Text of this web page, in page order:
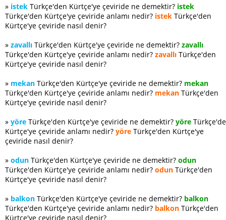
» istek Türkçe'den Kürtçe'ye çeviride ne demektir? istek
Türkçe'den Kürtçe'ye çeviride anlamı nedir? istek Türkçe'den
Kürtçe'ye çeviride nasıl denir?
» zavallı Türkçe'den Kürtçe'ye çeviride ne demektir? zavallı
Türkçe'den Kürtçe'ye çeviride anlamı nedir? zavallı Türkçe'den
Kürtçe'ye çeviride nasıl denir?
» mekan Türkçe'den Kürtçe'ye çeviride ne demektir? mekan
Türkçe'den Kürtçe'ye çeviride anlamı nedir? mekan Türkçe'den
Kürtçe'ye çeviride nasıl denir?
» yöre Türkçe'den Kürtçe'ye çeviride ne demektir? yöre
Kürtçe'ye çeviride anlamı nedir? yöre Türkçe'den Kürtçe'ye
çeviride nasıl denir?
» odun Türkçe'den Kürtçe'ye çeviride ne demektir? odun
Türkçe'den Kürtçe'ye çeviride anlamı nedir? odun Türkçe'den
Kürtçe'ye çeviride nasıl denir?
» balkon Türkçe'den Kürtçe'ye çeviride ne demektir? balkon
Türkçe'den Kürtçe'ye çeviride anlamı nedir? balkon Türkçe'den
Kürtçe'ye çeviride nasıl denir?